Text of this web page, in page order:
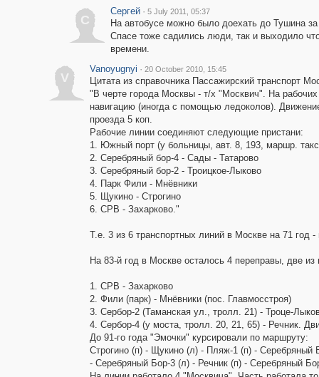
С
Сергей · 5 July 2011, 05:37
На автобусе можно было доехать до Тушина
Спасе тоже садились люди, так и выходило
времени.
V
Vanoyugnyi · 20 October 2010, 15:45
Цитата из справочника Пассажирский транспорт
"В черте города Москвы - т/х "Москвич". На
навигацию (иногда с помощью ледоколов).
проезда 5 коп.
Рабочие линии соединяют следующие пристани:
1. Южный порт (у больницы, авт. 8, 193, маршр.
2. Серебряный бор-4 - Сады - Татарово
3. Серебряный бор-2 - Троицкое-Лыково
4. Парк Фили - Мнёвники
5. Щукино - Строгино
6. СРВ - Захарково."
Т.е. 3 из 6 транспортных линий в Москве на 71 год -
На 83-й год в Москве осталось 4 переправы, две из
1. СРВ - Захарково
2. Фили (парк) - Мнёвники (пос. Главмосстроя)
3. Сербор-2 (Таманская ул., тролл. 21) - Троце-
4. Сербор-4 (у моста, тролл. 20, 21, 65) - Речник.
До 91-го года "Эмочки" курсировали по маршруту:
Строгино (п) - Щукино (л) - Пляж-1 (п) -
- Серебряный Бор-3 (л) - Речник (п) - Серебряный